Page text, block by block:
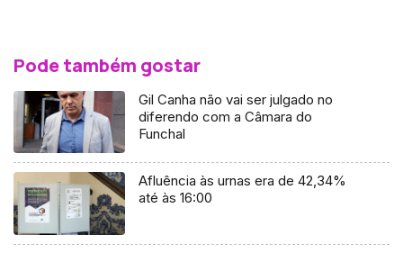
Pode também gostar
Gil Canha não vai ser julgado no
diferendo com a Câmara do
Funchal
Afluência às urnas era de 42,34%
até às 16:00